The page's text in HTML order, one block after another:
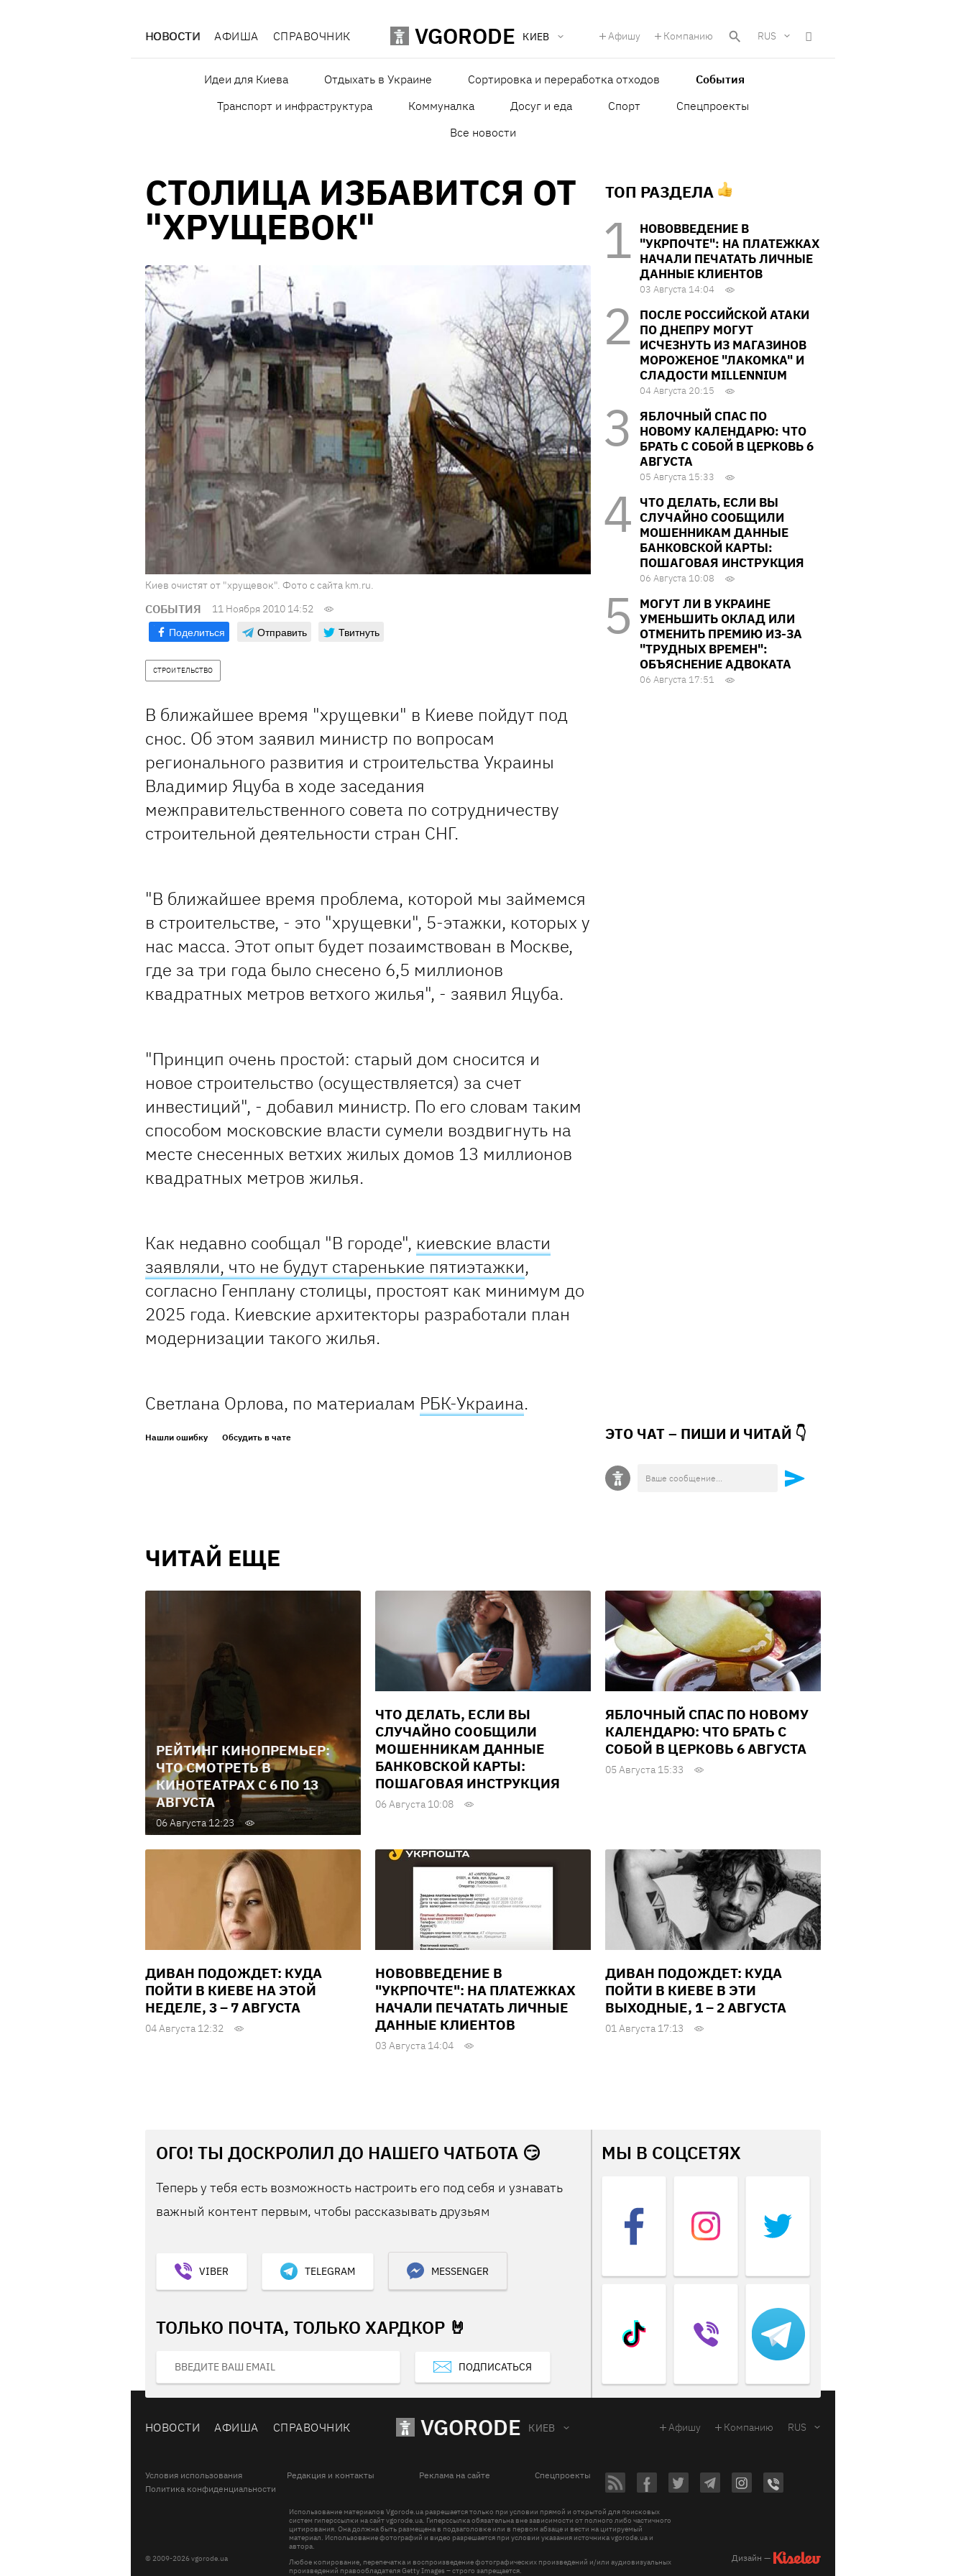
НОВОСТИ АФИША СПРАВОЧНИК VGORODE КИЕВ Афишу Компанию RUS
Идеи для Киева Отдыхать в Украине Сортировка и переработка отходов
События
Транспорт и инфраструктура
Коммуналка Досуг и еда Спорт
Спецпроекты
Все новости
СТОЛИЦА ИЗБАВИТСЯ ОТ
"ХРУЩЕВОК"
Киев очистят от "хрущевок". Фото с сайта km.ru.
СОБЫТИЯ 11 Ноября 2010 14:52
Поделиться Отправить Твитнуть
СТРОИТЕЛЬСТВО
В ближайшее время "хрущевки" в Киеве пойдут под
снос. Об этом заявил министр по вопросам
регионального развития и строительства Украины
Владимир Яцуба в ходе заседания
межправительственного совета по сотрудничеству
строительной деятельности стран СНГ.
"В ближайшее время проблема, которой мы займемся
в строительстве, - это "хрущевки", 5-этажки, которых у
нас масса. Этот опыт будет позаимствован в Москве,
где за три года было снесено 6,5 миллионов
квадратных метров ветхого жилья", - заявил Яцуба.
"Принцип очень простой: старый дом сносится и
новое строительство (осуществляется) за счет
инвестиций", - добавил министр. По его словам таким
способом московские власти сумели воздвигнуть на
месте снесенных ветхих жилых домов 13 миллионов
квадратных метров жилья.
Как недавно сообщал "В городе", киевские власти
заявляли, что не будут старенькие пятиэтажки,
согласно Генплану столицы, простоят как минимум до
2025 года. Киевские архитекторы разработали план
модернизации такого жилья.
Светлана Орлова, по материалам РБК-Украина.
Нашли ошибку Обсудить в чате
ТОП РАЗДЕЛА
НОВОВВЕДЕНИЕ В
"УКРПОЧТЕ": НА ПЛАТЕЖКАХ
НАЧАЛИ ПЕЧАТАТЬ ЛИЧНЫЕ
ДАННЫЕ КЛИЕНТОВ
03 Августа 14:04
ПОСЛЕ РОССИЙСКОЙ АТАКИ
ПО ДНЕПРУ МОГУТ
ИСЧЕЗНУТЬ ИЗ МАГАЗИНОВ
МОРОЖЕНОЕ "ЛАКОМКА" И
СЛАДОСТИ MILLENNIUM
04 Августа 20:15
ЯБЛОЧНЫЙ СПАС ПО
НОВОМУ КАЛЕНДАРЮ: ЧТО
БРАТЬ С СОБОЙ В ЦЕРКОВЬ 6
АВГУСТА
05 Августа 15:33
ЧТО ДЕЛАТЬ, ЕСЛИ ВЫ
СЛУЧАЙНО СООБЩИЛИ
МОШЕННИКАМ ДАННЫЕ
БАНКОВСКОЙ КАРТЫ:
ПОШАГОВАЯ ИНСТРУКЦИЯ
06 Августа 10:08
МОГУТ ЛИ В УКРАИНЕ
УМЕНЬШИТЬ ОКЛАД ИЛИ
ОТМЕНИТЬ ПРЕМИЮ ИЗ-ЗА
"ТРУДНЫХ ВРЕМЕН":
ОБЪЯСНЕНИЕ АДВОКАТА
06 Августа 17:51
ЭТО ЧАТ – ПИШИ И ЧИТАЙ 👇
ЧИТАЙ ЕЩЕ
РЕЙТИНГ КИНОПРЕМЬЕР:
ЧТО СМОТРЕТЬ В
КИНОТЕАТРАХ С 6 ПО 13
АВГУСТА
06 Августа 12:23
ЧТО ДЕЛАТЬ, ЕСЛИ ВЫ
СЛУЧАЙНО СООБЩИЛИ
МОШЕННИКАМ ДАННЫЕ
БАНКОВСКОЙ КАРТЫ:
ПОШАГОВАЯ ИНСТРУКЦИЯ
06 Августа 10:08
ЯБЛОЧНЫЙ СПАС ПО НОВОМУ
КАЛЕНДАРЮ: ЧТО БРАТЬ С
СОБОЙ В ЦЕРКОВЬ 6 АВГУСТА
05 Августа 15:33
ДИВАН ПОДОЖДЕТ: КУДА
ПОЙТИ В КИЕВЕ НА ЭТОЙ
НЕДЕЛЕ, 3 – 7 АВГУСТА
04 Августа 12:32
НОВОВВЕДЕНИЕ В
"УКРПОЧТЕ": НА ПЛАТЕЖКАХ
НАЧАЛИ ПЕЧАТАТЬ ЛИЧНЫЕ
ДАННЫЕ КЛИЕНТОВ
03 Августа 14:04
ДИВАН ПОДОЖДЕТ: КУДА
ПОЙТИ В КИЕВЕ В ЭТИ
ВЫХОДНЫЕ, 1 – 2 АВГУСТА
01 Августа 17:13
ОГО! ТЫ ДОСКРОЛИЛ ДО НАШЕГО ЧАТБОТА 😏
Теперь у тебя есть возможность настроить его под себя и узнавать
важный контент первым, чтобы рассказывать друзьям
VIBER TELEGRAM MESSENGER
ТОЛЬКО ПОЧТА, ТОЛЬКО ХАРДКОР 🤘
ПОДПИСАТЬСЯ
МЫ В СОЦСЕТЯХ
НОВОСТИ АФИША СПРАВОЧНИК VGORODE КИЕВ Афишу Компанию RUS
Условия использования Редакция и контакты Реклама на сайте
Спецпроекты
Политика конфиденциальности
© 2009-2026 vgorode.ua
Использование материалов Vgorode.ua разрешается только при условии прямой и открытой для поисковых
систем гиперссылки на сайт vgorode.ua. Гиперссылка обязательна вне зависимости от полного либо частичного
цитирования. Она должна быть размещена в подзаголовке или в первом абзаце и вести на цитируемый
материал. Использование фотографий и видео разрешается при условии указания источника vgorode.ua и
автора.
Любое копирование, перепечатка и воспроизведение фотографических произведений и/или аудиовизуальных
произведений правообладателя Getty Images – строго запрещается.
Дизайн —